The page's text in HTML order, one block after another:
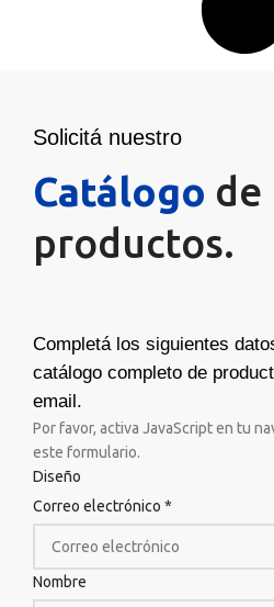
Solicitá nuestro
Catálogo de
productos.
Completá los siguientes
catálogo completo de
email.
Por favor, activa JavaScript en tu
este formulario.
Diseño
Correo electrónico *
Nombre